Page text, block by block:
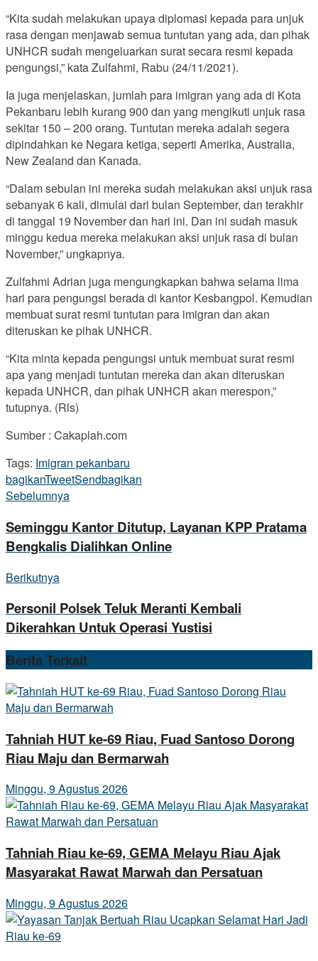
“Kita sudah melakukan upaya diplomasi kepada para unjuk
rasa dengan menjawab semua tuntutan yang ada, dan pihak
UNHCR sudah mengeluarkan surat secara resmi kepada
pengungsi,” kata Zulfahmi, Rabu (24/11/2021).
Ia juga menjelaskan, jumlah para imigran yang ada di Kota
Pekanbaru lebih kurang 900 dan yang mengikuti unjuk rasa
sekitar 150 – 200 orang. Tuntutan mereka adalah segera
dipindahkan ke Negara ketiga, seperti Amerika, Australia,
New Zealand dan Kanada.
“Dalam sebulan ini mereka sudah melakukan aksi unjuk rasa
sebanyak 6 kali, dimulai dari bulan September, dan terakhir
di tanggal 19 November dan hari ini. Dan ini sudah masuk
minggu kedua mereka melakukan aksi unjuk rasa di bulan
November,” ungkapnya.
Zulfahmi Adrian juga mengungkapkan bahwa selama lima
hari para pengungsi berada di kantor Kesbangpol. Kemudian
membuat surat resmi tuntutan para imigran dan akan
diteruskan ke pihak UNHCR.
“Kita minta kepada pengungsi untuk membuat surat resmi
apa yang menjadi tuntutan mereka dan akan diteruskan
kepada UNHCR, dan pihak UNHCR akan merespon,”
tutupnya. (Rls)
Sumber : Cakaplah.com
Tags: Imigran pekanbaru
bagikanTweetSendbagikan
Sebelumnya
Seminggu Kantor Ditutup, Layanan KPP Pratama
Bengkalis Dialihkan Online
Berikutnya
Personil Polsek Teluk Meranti Kembali
Dikerahkan Untuk Operasi Yustisi
BeritaTerkait
Tahniah HUT ke-69 Riau, Fuad Santoso Dorong
Riau Maju dan Bermarwah
Minggu, 9 Agustus 2026
Tahniah Riau ke-69, GEMA Melayu Riau Ajak
Masyarakat Rawat Marwah dan Persatuan
Minggu, 9 Agustus 2026